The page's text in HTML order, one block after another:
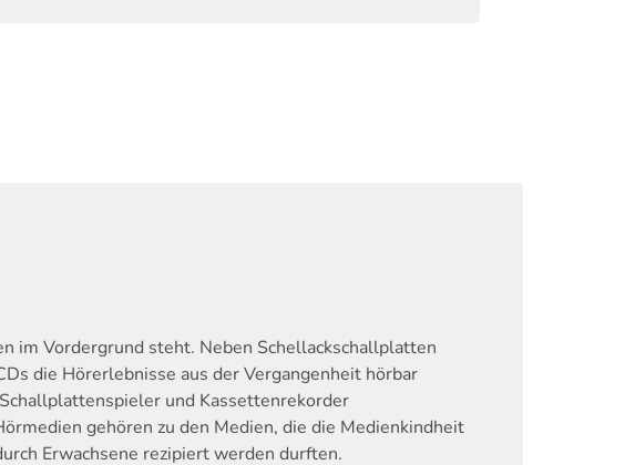
im Vordergrund steht. Neben Schellackschallplatten
die Hörerlebnisse aus der Vergangenheit hörbar
und Kassettenrekorder
gehören zu den Medien, die die Medienkindheit
Erwachsene rezipiert werden durften.